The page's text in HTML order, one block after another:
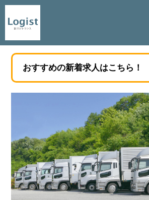
おすすめの新着求人はこちら！